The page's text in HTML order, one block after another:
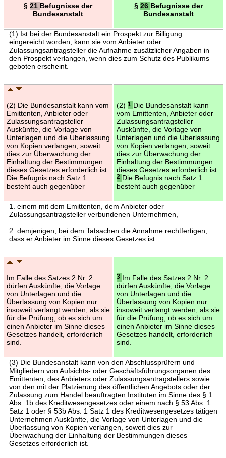
§ 21 Befugnisse der
Bundesanstalt
§ 26 Befugnisse der
Bundesanstalt
(1) Ist bei der Bundesanstalt ein Prospekt zur Billigung
eingereicht worden, kann sie vom Anbieter oder
Zulassungsantragsteller die Aufnahme zusätzlicher Angaben in
den Prospekt verlangen, wenn dies zum Schutz des Publikums
geboten erscheint.
(2) Die Bundesanstalt kann vom
Emittenten, Anbieter oder
Zulassungsantragsteller
Auskünfte, die Vorlage von
Unterlagen und die Überlassung
von Kopien verlangen, soweit
dies zur Überwachung der
Einhaltung der Bestimmungen
dieses Gesetzes erforderlich ist.
Die Befugnis nach Satz 1
besteht auch gegenüber
(2) 1 Die Bundesanstalt kann
vom Emittenten, Anbieter oder
Zulassungsantragsteller
Auskünfte, die Vorlage von
Unterlagen und die Überlassung
von Kopien verlangen, soweit
dies zur Überwachung der
Einhaltung der Bestimmungen
dieses Gesetzes erforderlich ist.
2 Die Befugnis nach Satz 1
besteht auch gegenüber
1. einem mit dem Emittenten, dem Anbieter oder
Zulassungsantragsteller verbundenen Unternehmen,
2. demjenigen, bei dem Tatsachen die Annahme rechtfertigen,
dass er Anbieter im Sinne dieses Gesetzes ist.
Im Falle des Satzes 2 Nr. 2
dürfen Auskünfte, die Vorlage
von Unterlagen und die
Überlassung von Kopien nur
insoweit verlangt werden, als sie
für die Prüfung, ob es sich um
einen Anbieter im Sinne dieses
Gesetzes handelt, erforderlich
sind.
3 Im Falle des Satzes 2 Nr. 2
dürfen Auskünfte, die Vorlage
von Unterlagen und die
Überlassung von Kopien nur
insoweit verlangt werden, als sie
für die Prüfung, ob es sich um
einen Anbieter im Sinne dieses
Gesetzes handelt, erforderlich
sind.
(3) Die Bundesanstalt kann von den Abschlussprüfern und
Mitgliedern von Aufsichts- oder Geschäftsführungsorganen des
Emittenten, des Anbieters oder Zulassungsantragstellers sowie
von den mit der Platzierung des öffentlichen Angebots oder der
Zulassung zum Handel beauftragten Instituten im Sinne des § 1
Abs. 1b des Kreditwesengesetzes oder einem nach § 53 Abs. 1
Satz 1 oder § 53b Abs. 1 Satz 1 des Kreditwesengesetzes tätigen
Unternehmen Auskünfte, die Vorlage von Unterlagen und die
Überlassung von Kopien verlangen, soweit dies zur
Überwachung der Einhaltung der Bestimmungen dieses
Gesetzes erforderlich ist.